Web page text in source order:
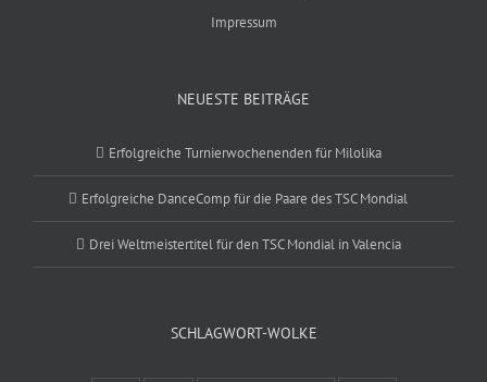
Impressum
NEUESTE BEITRÄGE
Erfolgreiche Turnierwochenenden für Milolika
Erfolgreiche DanceComp für die Paare des TSC Mondial
Drei Weltmeistertitel für den TSC Mondial in Valencia
SCHLAGWORT-WOLKE